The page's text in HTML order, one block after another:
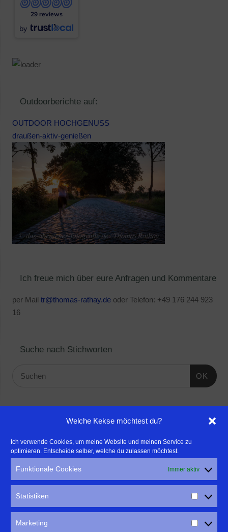
Welche Kekse möchtest du?
Ich verwende Cookies, um meine Website und meinen Service zu
optimieren. Entscheide selber, welche du zulassen möchtest.
Funktionale Cookies Immer aktiv
Statistiken
Marketing
29 reviews
by
Outdoorberichte auf:
OUTDOOR HOCHGENUSS
draußen-aktiv-genießen
Ich freue mich über eure Anfragen und Kommentare
per Mail tr@thomas-rathay.deoder Telefon: +49 176 244 923
16
Suche nach Stichworten
OK
- Für professionelle Fotografen, die ihre Stärken mehr in den
Fokus rücken wollen, empfehle ich eine Beratung durch Frau
Dr. Martina Mettner